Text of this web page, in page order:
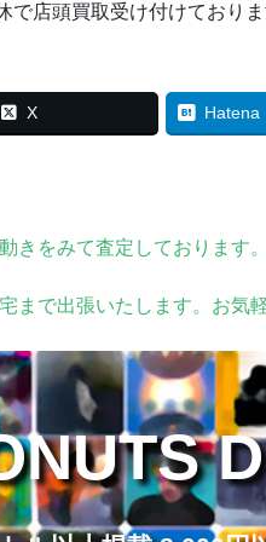
で店頭買取受け付けておりま
X Hatena
きをみて査定しております。
まで出張いたします。お気